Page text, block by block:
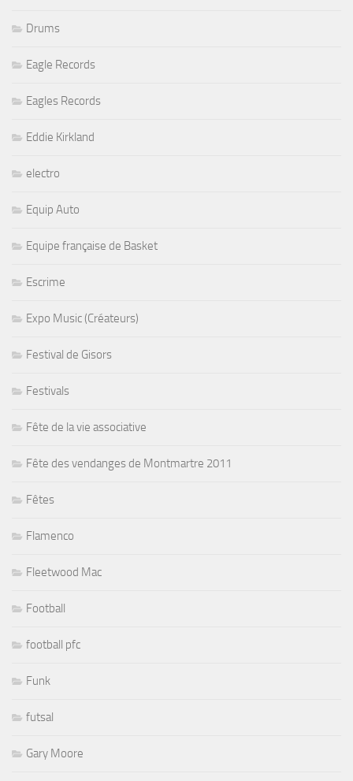
Drums
Eagle Records
Eagles Records
Eddie Kirkland
electro
Equip Auto
Equipe française de Basket
Escrime
Expo Music (Créateurs)
Festival de Gisors
Festivals
Fête de la vie associative
Fête des vendanges de Montmartre 2011
Fêtes
Flamenco
Fleetwood Mac
Football
football pfc
Funk
futsal
Gary Moore